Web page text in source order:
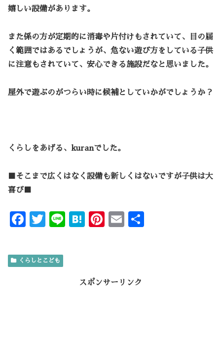
嬉しい設備があります。
また係の方が定期的に消毒や片付けもされていて、目の届
く範囲ではあるでしょうが、危ない遊び方をしている子供
に注意もされていて、安心できる施設だなと思いました。
屋外で遊ぶのがつらい時に候補としていかがでしょうか？
くらしをあげる、kuranでした。
■そこまで広くはなく設備も新しくはないですが子供は大
喜び■
F
e
b
T
it
te
Li
H
a
Pi
t
E
くらしとこども
スポンサーリンク